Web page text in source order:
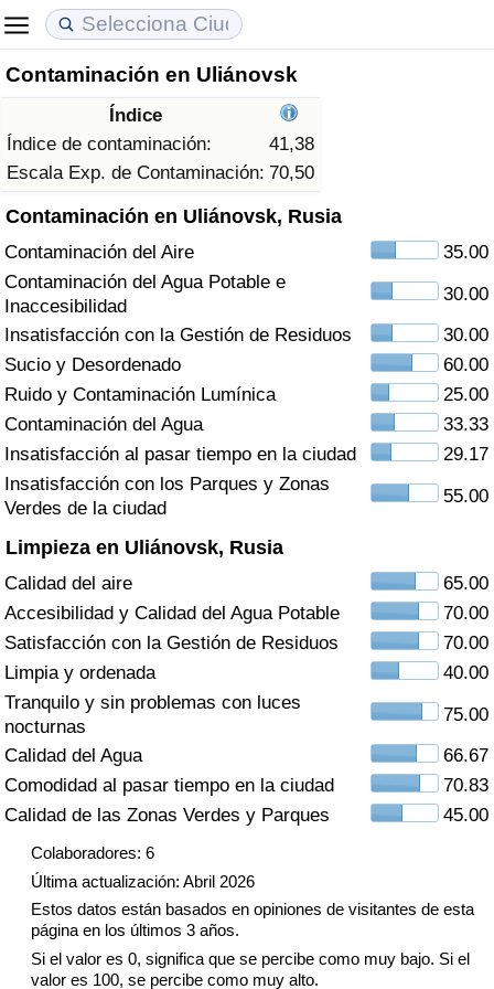
Contaminación en Uliánovsk
Índice
Índice de contaminación:
41,38
Escala Exp. de Contaminación: 70,50
Contaminación en Uliánovsk, Rusia
Contaminación del Aire
35.00
Contaminación del Agua Potable e
Inaccesibilidad
30.00
Insatisfacción con la Gestión de Residuos
30.00
Sucio y Desordenado
60.00
Ruido y Contaminación Lumínica
25.00
Contaminación del Agua
33.33
Insatisfacción al pasar tiempo en la ciudad
29.17
Insatisfacción con los Parques y Zonas
Verdes de la ciudad
55.00
Limpieza en Uliánovsk, Rusia
Calidad del aire
65.00
Accesibilidad y Calidad del Agua Potable
70.00
Satisfacción con la Gestión de Residuos
70.00
Limpia y ordenada
40.00
Tranquilo y sin problemas con luces
nocturnas
75.00
Calidad del Agua
66.67
Comodidad al pasar tiempo en la ciudad
70.83
Calidad de las Zonas Verdes y Parques
45.00
Colaboradores: 6
Última actualización: Abril 2026
Estos datos están basados en opiniones de visitantes de esta
página en los últimos 3 años.
Si el valor es 0, significa que se percibe como muy bajo. Si el
valor es 100, se percibe como muy alto.
Coste de vida
Índice de Costo de Vida (Actual)
Índice de Costo de Vida
Índice de costo de vida por país
en aqaba
Precios de las propiedades
Índice de Precios de Inmuebles (Actual)
Índice de Precios de Inmuebles
Índice de Precios de Inmuebles por País
Calidad de Vida
Índice de Calidad de Vida
Índice de Calidad de Vida (Actual)
Índice de calidad de vida por país
Delincuencia
Calificación del Índice de Criminalidad
(Actual)
Índice de Criminalidad
Índice de criminalidad por país
Sanidad
Índice de Sanidad (Actual)
Índice de Sanidad
Índice de Sanidad por País
Contaminación
Índice de Contaminación (Actual)
Índice de contaminación
Índice de Contaminación por País